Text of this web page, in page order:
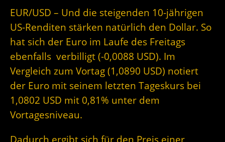
EUR/USD – Und die steigenden 10-jährigen
US-Renditen stärken natürlich den Dollar. So
hat sich der Euro im Laufe des Freitags
ebenfalls verbilligt (-0,0088 USD). Im
Vergleich zum Vortag (1,0890 USD) notiert
der Euro mit seinem letzten Tageskurs bei
1,0802 USD mit 0,81% unter dem
Vortagesniveau.
Dadurch ergibt sich für den Preis einer